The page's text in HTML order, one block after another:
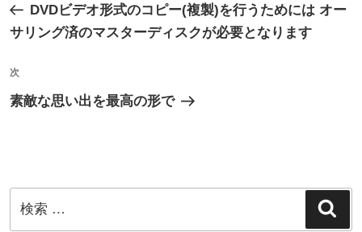
ナ
ビ
ゲ
ー
去
の
稿
DVDビデオ形式のコピー(複製)を行うためには オー
サリング済のマスターディスクが必要となります
次
の
次
素敵な思い出を最高の形で
索: